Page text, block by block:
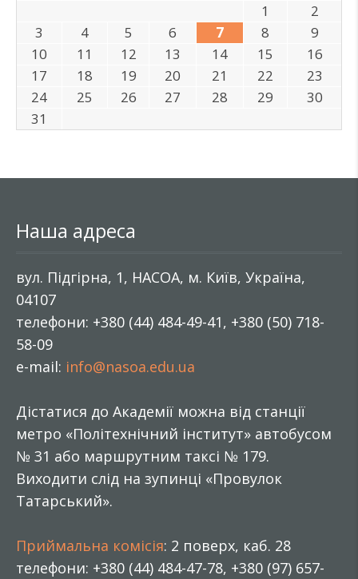
1
2
3
4 5 6 7 8
9
10
11 12 13 14 15
16
17
18 19 20 21 22
23
24
25 26 27 28 29
30
31
Наша адреса
вул. Підгірна, 1, НАСОА, м. Київ, Україна,
04107
телефони: +380 (44) 484-49-41, +380 (50) 718-
58-09
e-mail: info@nasoa.edu.ua
Дістатися до Академії можна від станції
метро «Політехнічний інститут» автобусом
№ 31 або маршрутним таксі № 179.
Виходити слід на зупинці «Провулок
Татарський».
Приймальна комісія: 2 поверх, каб. 28
телефони: +380 (44) 484-47-78, +380 (97) 657-